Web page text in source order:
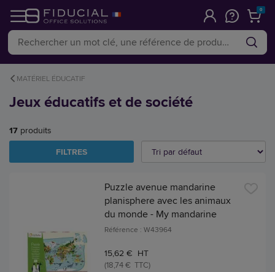
0
MATÉRIEL ÉDUCATIF
Jeux éducatifs et de société
17 produits
FILTRES
Puzzle avenue mandarine
planisphere avec les animaux
du monde - My mandarine
Référence : W43964
15,62 € HT
(18,74 € TTC)